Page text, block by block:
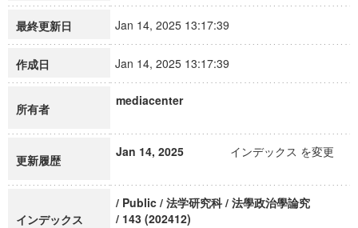
最終更新日 Jan 14, 2025 13:17:39
作成日 Jan 14, 2025 13:17:39
所有者
mediacenter
更新履歴
Jan 14, 2025 インデックス を変更
インデックス
/ Public / 法学研究科 / 法學政治學論究
/ 143 (202412)